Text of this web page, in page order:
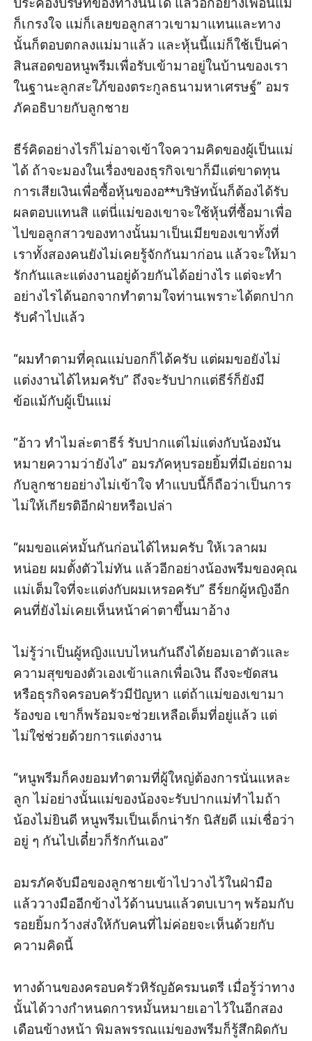
ก็เกรงใจ แม่ก็เลยขอลูกสาวเขามาแทนและทาง
นั้นก็ตอบตกลงแม่มาแล้ว และหุ้นนี้แม่ก็ใช้เป็นค่า
สินสอดขอหนูพรีมเพื่อรับเข้ามาอยู่ในบ้านของเรา
ในฐานะลูกสะใภ้ของตระกูลธนามหาเศรษฐ์” อมร
ภัคอธิบายกับลูกชาย
ธีร์คิดอย่างไรก็ไม่อาจเข้าใจความคิดของผู้เป็นแม่
ได้ ถ้าจะมองในเรื่องของธุรกิจเขาก็มีแต่ขาดทุน
การเสียเงินเพื่อซื้อหุ้นของอ**บริษัทนั้นก็ต้องได้รับ
ผลตอบแทนสิ แต่นี่แม่ของเขาจะใช้หุ้นที่ซื้อมาเพื่อ
ไปขอลูกสาวของทางนั้นมาเป็นเมียของเขาทั้งที่
เราทั้งสองคนยังไม่เคยรู้จักกันมาก่อน แล้วจะให้มา
รักกันและแต่งงานอยู่ด้วยกันได้อย่างไร แต่จะทำ
อย่างไรได้นอกจากทำตามใจท่านเพราะได้ตกปาก
รับคำไปแล้ว
“ผมทำตามที่คุณแม่บอกก็ได้ครับ แต่ผมขอยังไม่
แต่งงานได้ไหมครับ” ถึงจะรับปากแต่ธีร์ก็ยังมี
ข้อแม้กับผู้เป็นแม่
“อ้าว ทำไมล่ะตาธีร์ รับปากแต่ไม่แต่งกับน้องมัน
หมายความว่ายังไง” อมรภัคหุบรอยยิ้มที่มีเอ่ยถาม
กับลูกชายอย่างไม่เข้าใจ ทำแบบนี้ก็ถือว่าเป็นการ
ไม่ให้เกียรติอีกฝ่ายหรือเปล่า
“ผมขอแค่หมั้นกันก่อนได้ไหมครับ ให้เวลาผม
หน่อย ผมตั้งตัวไม่ทัน แล้วอีกอย่างน้องพรีมของคุณ
แม่เต็มใจที่จะแต่งกับผมเหรอครับ” ธีร์ยกผู้หญิงอีก
คนที่ยังไม่เคยเห็นหน้าค่าตาขึ้นมาอ้าง
ไม่รู้ว่าเป็นผู้หญิงแบบไหนกันถึงได้ยอมเอาตัวและ
ความสุขของตัวเองเข้าแลกเพื่อเงิน ถึงจะขัดสน
หรือธุรกิจครอบครัวมีปัญหา แต่ถ้าแม่ของเขามา
ร้องขอ เขาก็พร้อมจะช่วยเหลือเต็มที่อยู่แล้ว แต่
ไม่ใช่ช่วยด้วยการแต่งงาน
“หนูพรีมก็คงยอมทำตามที่ผู้ใหญ่ต้องการนั่นแหละ
ลูก ไม่อย่างนั้นแม่ของน้องจะรับปากแม่ทำไมถ้า
น้องไม่ยินดี หนูพรีมเป็นเด็กน่ารัก นิสัยดี แม่เชื่อว่า
อยู่ ๆ กันไปเดี๋ยวก็รักกันเอง”
อมรภัคจับมือของลูกชายเข้าไปวางไว้ในฝ่ามือ
แล้ววางมืออีกข้างไว้ด้านบนแล้วตบเบาๆ พร้อมกับ
รอยยิ้มกว้างส่งให้กับคนที่ไม่ค่อยจะเห็นด้วยกับ
ความคิดนี้
ทางด้านของครอบครัวหิรัญอัครมนตรี เมื่อรู้ว่าทาง
นั้นได้วางกำหนดการหมั้นหมายเอาไว้ในอีกสอง
เดือนข้างหน้า พิมลพรรณแม่ของพรีมก็รู้สึกผิดกับ